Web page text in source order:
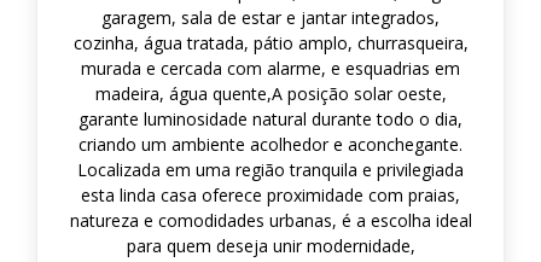
garagem, sala de estar e jantar integrados,
cozinha, água tratada, pátio amplo, churrasqueira,
murada e cercada com alarme, e esquadrias em
madeira, água quente,A posição solar oeste,
garante luminosidade natural durante todo o dia,
criando um ambiente acolhedor e aconchegante.
Localizada em uma região tranquila e privilegiada
esta linda casa oferece proximidade com praias,
natureza e comodidades urbanas, é a escolha ideal
para quem deseja unir modernidade,